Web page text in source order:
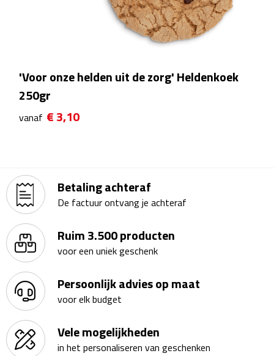
Theeglazen
Kopjes & Mokken
Schoteltjes
Thermossets
Kantoor & Zakelijk
Agenda's & Kalenders
Agenda's
Kalenders
'Voor onze helden uit de zorg' Heldenkoek
250gr
vanaf € 3,10
Betaling achteraf
De factuur ontvang je achteraf
Ruim 3.500 producten
voor een uniek geschenk
Persoonlijk advies op maat
voor elk budget
Vele mogelijkheden
in het personaliseren van geschenken